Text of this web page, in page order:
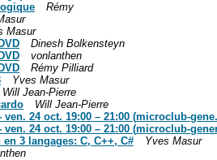
Rémy
Masur
Dinesh Bolkensteyn
vonlanthen
Rémy Pilliard
Yves Masur
Will Jean-Pierre
Will Jean-Pierre
24 oct. 19:00 – 21:00 (microclub-
24 oct. 19:00 – 21:00 (microclub-
3 langages: C, C++, C#
Yves Masur